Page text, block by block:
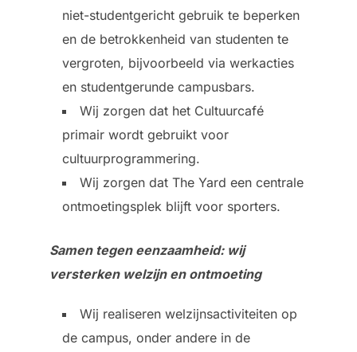
niet-studentgericht gebruik te beperken
en de betrokkenheid van studenten te
vergroten, bijvoorbeeld via werkacties
en studentgerunde campusbars.
Wij zorgen dat het Cultuurcafé
primair wordt gebruikt voor
cultuurprogrammering.
Wij zorgen dat The Yard een centrale
ontmoetingsplek blijft voor sporters.
Samen tegen eenzaamheid: wij
versterken welzijn en ontmoeting
Wij realiseren welzijnsactiviteiten op
de campus, onder andere in de